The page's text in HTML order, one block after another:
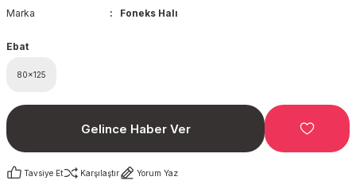
Marka
Foneks Halı
Ebat
80x125
Gelince Haber Ver
Tavsiye Et Karşılaştır Yorum Yaz